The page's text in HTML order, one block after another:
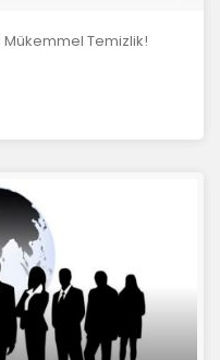
Mükemmel Temizlik!